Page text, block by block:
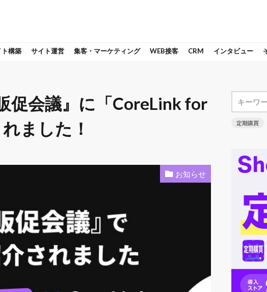
ト構築 サイト運営 集客・マーケティング WEB接客 CRM インタビュー
促会議』に「CoreLink for
ました！
お知らせ
定期購買